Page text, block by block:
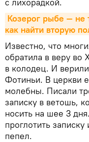
Козерог рыбе — не
как найти вторую
Известно, что
обратила в веру во
в колодец. И
Фотиньи. В церкви
молебны. Писали
записку в ветошь,
носить на шее 3
проглотить
пепел.